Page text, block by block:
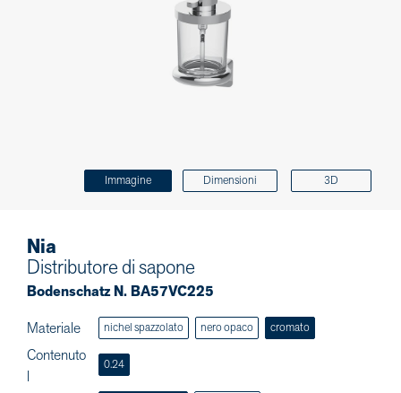
Immagine Dimensioni 3D
Nia
Distributore di sapone
Bodenschatz N. BA57VC225
Materiale
nichel spazzolato nero opaco cromato
Contenuto
l
0.24